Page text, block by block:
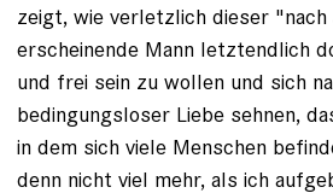
zeigt, wie verletzlich dieser
erscheinende Mann letztendlich
und frei sein zu wollen und sich
bedingungsloser Liebe sehnen,
in dem sich viele Menschen
denn nicht viel mehr, als ich